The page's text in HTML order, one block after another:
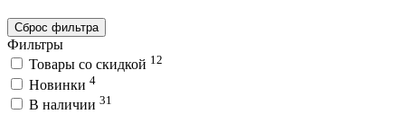
Сброс фильтра
Фильтры
Товары со скидкой 12
Новинки 4
В наличии 31